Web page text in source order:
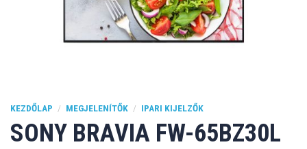
KEZDŐLAP / MEGJELENÍTŐK / IPARI KIJELZŐK
SONY BRAVIA FW-65BZ30L